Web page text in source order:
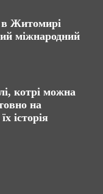
в Житомирі
міжнародний
котрі можна
на
історія